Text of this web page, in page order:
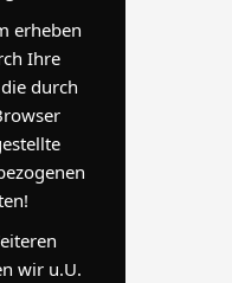
erheben
Ihre
durch
wir u.U.